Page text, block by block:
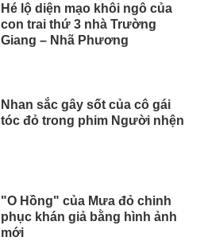
Hé lộ diện mạo khôi ngô của
con trai thứ 3 nhà Trường
Giang – Nhã Phương
Nhan sắc gây sốt của cô gái
tóc đỏ trong phim Người nhện
"O Hồng" của Mưa đỏ chinh
phục khán giả bằng hình ảnh
mới